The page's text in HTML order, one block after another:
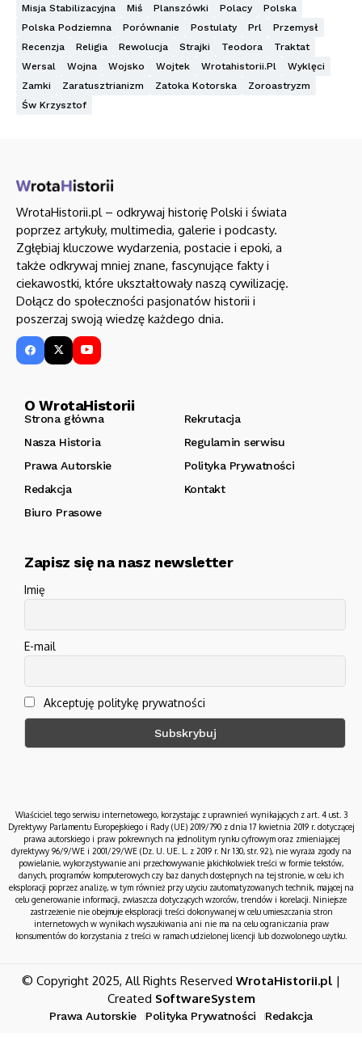
Misja Stabilizacyjna
Miś Planszówki Polacy
Polska
Polska Podziemna
Porównanie Postulaty Prl
Przemysł
Recenzja
Religia Rewolucja Strajki Teodora
Traktat
Wersal
Wojna Wojsko Wojtek Wrotahistorii.pl
Wyklęci
Zamki
Zaratusztrianizm Zatoka Kotorska
Zoroastryzm
Św Krzysztof
WrotaHistorii.pl – odkrywaj historię Polski i świata
poprzez artykuły, multimedia, galerie i podcasty.
Zgłębiaj kluczowe wydarzenia, postacie i epoki, a
także odkrywaj mniej znane, fascynujące fakty i
ciekawostki, które ukształtowały naszą cywilizację.
Dołącz do społeczności pasjonatów historii i
poszerzaj swoją wiedzę każdego dnia.
O WrotaHistorii
Strona główna
Rekrutacja
Nasza Historia
Regulamin serwisu
Prawa Autorskie
Polityka Prywatności
Redakcja
Kontakt
Biuro Prasowe
Zapisz się na nasz newsletter
Imię
E-mail
Akceptuję politykę prywatności
Właściciel tego serwisu internetowego, korzystając z uprawnień wynikających z art. 4 ust. 3
Dyrektywy Parlamentu Europejskiego i Rady (UE) 2019/790 z dnia 17 kwietnia 2019 r. dotyczącej
prawa autorskiego i praw pokrewnych na jednolitym rynku cyfrowym oraz zmieniającej
dyrektywy 96/9/WE i 2001/29/WE (Dz. U. UE. L. z 2019 r. Nr 130, str. 92), nie wyraża zgody na
powielanie, wykorzystywanie ani przechowywanie jakichkolwiek treści w formie tekstów,
danych, programów komputerowych czy baz danych dostępnych na tej stronie, w celu ich
eksploracji poprzez analizę, w tym również przy użyciu zautomatyzowanych technik, mającej na
celu generowanie informacji, zwłaszcza dotyczących wzorców, trendów i korelacji. Niniejsze
zastrzeżenie nie obejmuje eksploracji treści dokonywanej w celu umieszczania stron
internetowych w wynikach wyszukiwania ani nie ma na celu ograniczania praw
konsumentów do korzystania z treści w ramach udzielonej licencji lub dozwolonego użytku.
© Copyright 2025, All Rights Reserved WrotaHistorii.pl |
Created SoftwareSystem
Prawa Autorskie Polityka Prywatności Redakcja